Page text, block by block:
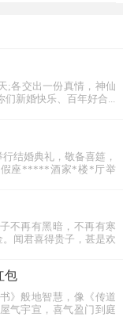
;各交出一份真情，神仙
新婚快乐、百年好合...
结婚典礼，敬备喜筵，
假座*****酒家*楼*厅举
不再有黑暗，不再有寒
闻君喜得贵子，甚是欢
包
》般地智慧，像《传道
气宇宣，喜气盈门到庭